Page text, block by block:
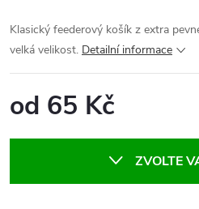
Klasický feederový košík z extra
velká velikost. Detailní informace
od 65 Kč
ZVOLTE